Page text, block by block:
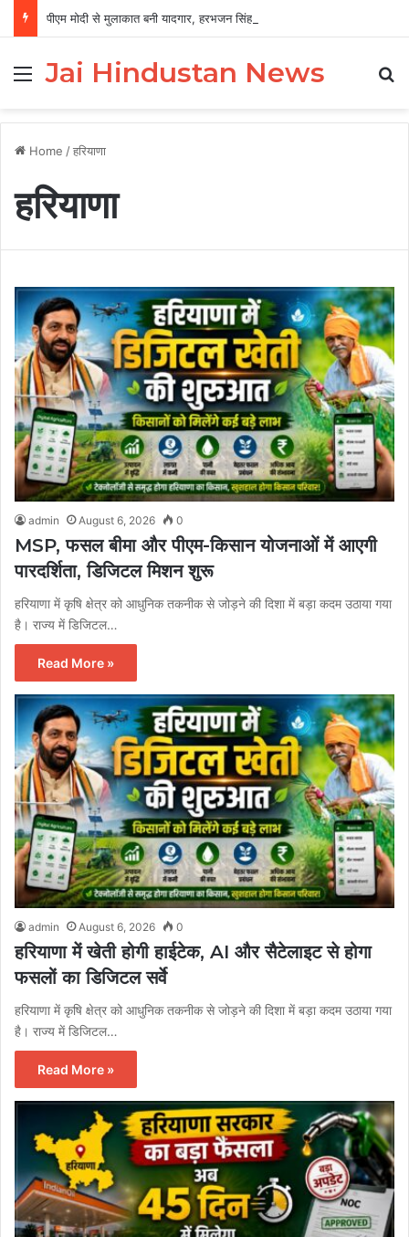
Menu
Jai Hindustan News
Home /हरियाणा
हरियाणा
admin August 6, 2026 0
MSP, फसल बीमा और पीएम-किसान योजनाओं में आएगी
पारदर्शिता, डिजिटल मिशन शुरू
हरियाणा में कृषि क्षेत्र को आधुनिक तकनीक से जोड़ने की दिशा में बड़ा कदम उठाया गया
है। राज्य में डिजिटल…
Read More »
admin August 6, 2026 0
हरियाणा में खेती होगी हाईटेक, AI और सैटेलाइट से होगा
फसलों का डिजिटल सर्वे
हरियाणा में कृषि क्षेत्र को आधुनिक तकनीक से जोड़ने की दिशा में बड़ा कदम उठाया गया
है। राज्य में डिजिटल…
Read More »